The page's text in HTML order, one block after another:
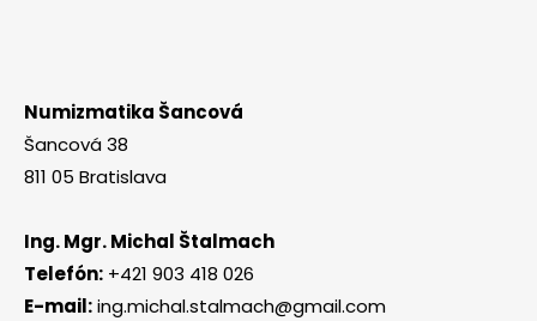
Numizmatika Šancová
Šancová 38
811 05 Bratislava
Ing. Mgr. Michal Štalmach
Telefón: +421 903 418 026
E-mail:ing.michal.stalmach@gmail.com